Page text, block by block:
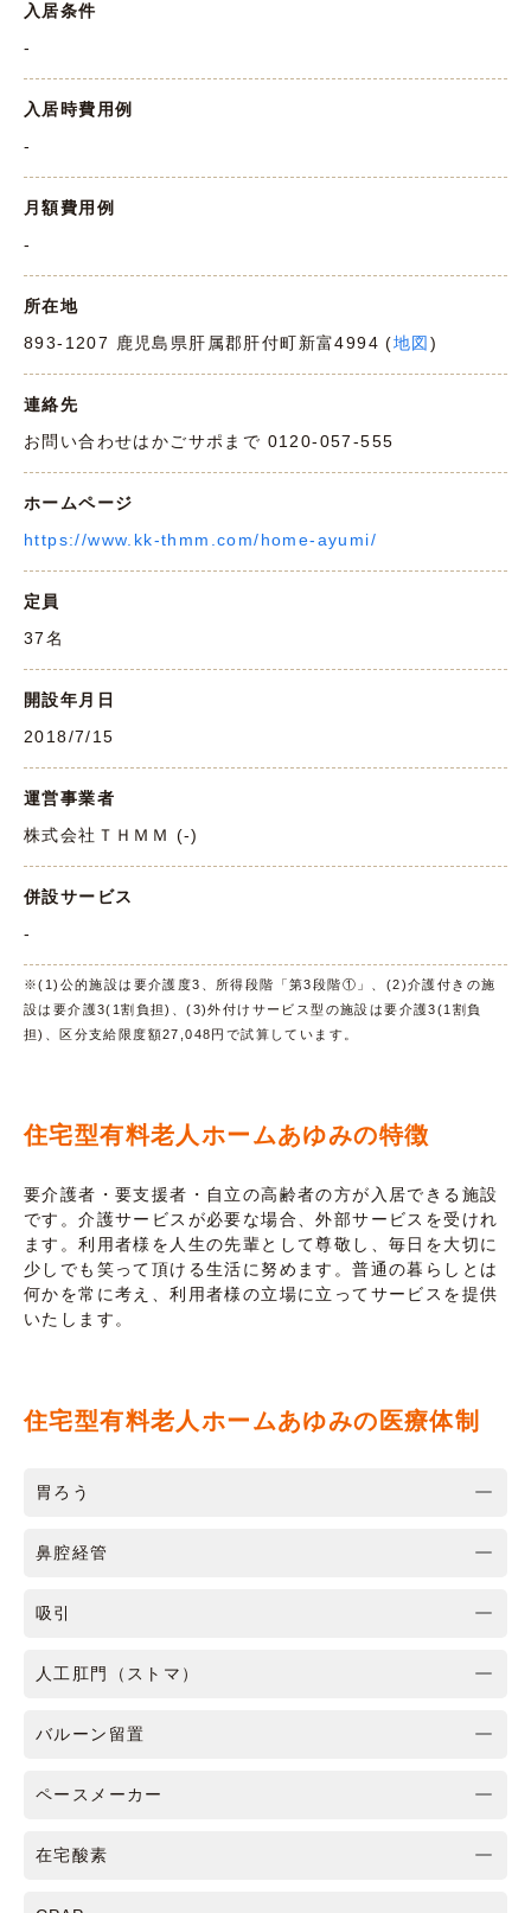
入居条件
-
入居時費用例
-
月額費用例
-
所在地
893-1207 鹿児島県肝属郡肝付町新富4994 (地図 )
連絡先
お問い合わせはかごサポまで 0120-057-555
ホームページ
https://www.kk-thmm.com/home-ayumi/
定員
37名
開設年月日
2018/7/15
運営事業者
株式会社ＴＨＭＭ (-)
併設サービス
-
※(1)公的施設は要介護度3、所得段階「第3段階①」、(2)介護付きの施
設は要介護3(1割負担)、(3)外付けサービス型の施設は要介護3(1割負
担)、区分支給限度額27,048円で試算しています。
住宅型有料老人ホームあゆみの特徴
要介護者・要支援者・自立の高齢者の方が入居できる施設
です。介護サービスが必要な場合、外部サービスを受けれ
ます。利用者様を人生の先輩として尊敬し、毎日を大切に
少しでも笑って頂ける生活に努めます。普通の暮らしとは
何かを常に考え、利用者様の立場に立ってサービスを提供
いたします。
住宅型有料老人ホームあゆみの医療体制
胃ろう
鼻腔経管
吸引
人工肛門（ストマ）
バルーン留置
ペースメーカー
在宅酸素